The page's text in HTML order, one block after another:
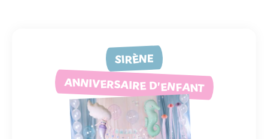
SIRÈNE
ANNIVERSAIRE D'ENFANT